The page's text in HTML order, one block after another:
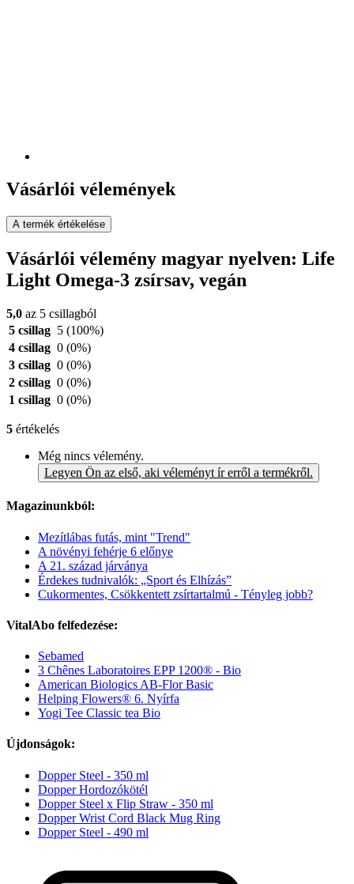
Vásárlói vélemények
A termék értékelése
Vásárlói vélemény magyar nyelven: Life
Light Omega-3 zsírsav, vegán
5,0 az 5 csillagból
5 csillag 5 (100%)
4 csillag 0 (0%)
3 csillag 0 (0%)
2 csillag 0 (0%)
1 csillag 0 (0%)
5 értékelés
Még nincs vélemény.
Legyen Ön az első, aki véleményt ír erről a termékről.
Magazinunkból:
Mezítlábas futás, mint "Trend"
A növényi fehérje 6 előnye
A 21. század járványa
Érdekes tudnivalók: „Sport és Elhízás”
Cukormentes, Csökkentett zsírtartalmú - Tényleg jobb?
VitalAbo felfedezése:
Sebamed
3 Chênes Laboratoires EPP 1200® - Bio
American Biologics AB-Flor Basic
Helping Flowers® 6. Nyírfa
Yogi Tee Classic tea Bio
Újdonságok:
Dopper Steel - 350 ml
Dopper Hordozókötél
Dopper Steel x Flip Straw - 350 ml
Dopper Wrist Cord Black Mug Ring
Dopper Steel - 490 ml